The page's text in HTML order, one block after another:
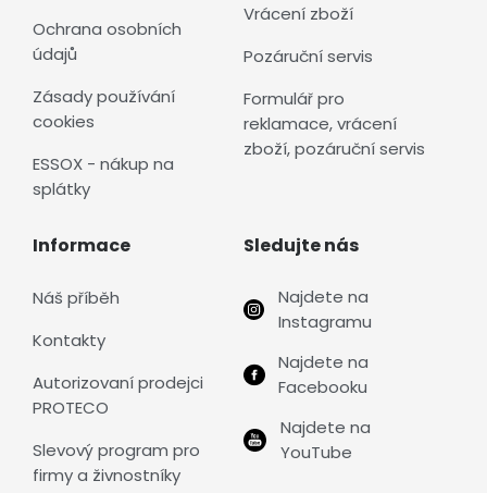
Ochrana osobních
údajů
Zásady používání
cookies
ESSOX - nákup na
splátky
Vrácení zboží
Pozáruční servis
Formulář pro
reklamace, vrácení
zboží, pozáruční servis
Informace
Náš příběh
Kontakty
Autorizovaní prodejci
PROTECO
Slevový program pro
firmy a živnostníky
Sledujte nás
Najdete na
Instagramu
Najdete na
Facebooku
Najdete na
YouTube